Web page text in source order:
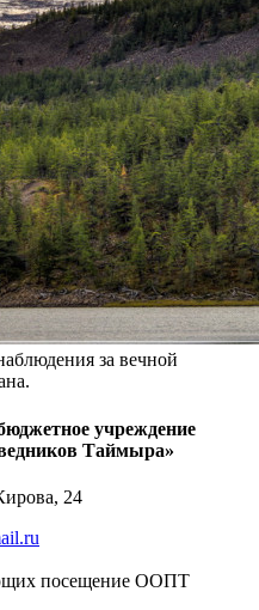
за вечной
учреждение
24
посещение ООПТ